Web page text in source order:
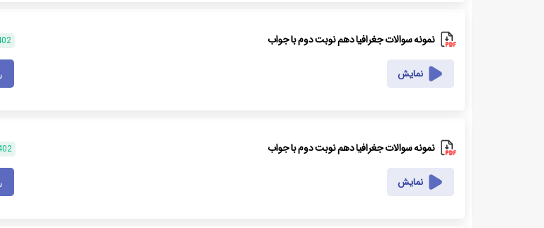
نمونه سوالات جغرافیا دهم نوبت دوم با جواب
نمایش
نمونه سوالات جغرافیا دهم نوبت دوم با جواب
نمایش